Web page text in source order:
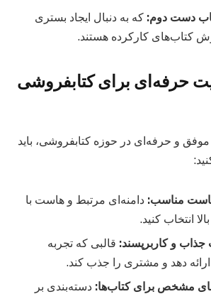
دست دوم: که به دنبال ایجاد بستری
کتاب‌های کارکرده هستند.
حرفه‌ای برای کتابفروشی
و حرفه‌ای در حوزه کتابفروشی، باید
هاست مناسب: دامنه‌ای مرتبط و هاست با
انتخاب کنید.
و کاربرپسند: قالبی که تجربه
دهد و مشتری را جذب کند.
مشخص برای کتاب‌ها: دسته‌بندی بر